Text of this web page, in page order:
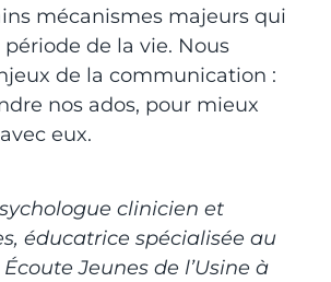
mécanismes majeurs qui
de la vie. Nous
de la communication :
nos ados, pour mieux
eux.
clinicien et
éducatrice spécialisée au
Jeunes de l’Usine à